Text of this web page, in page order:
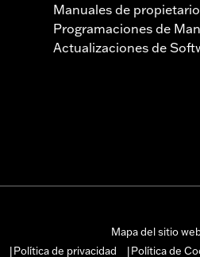
Manuales de propietario
Programaciones de
Actualizaciones de
Mapa del sitio
Política de privacidad Política de